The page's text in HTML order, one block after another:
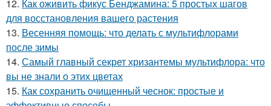
12. Как оживить фикус Бенджамина: 5 простых шагов
для восстановления вашего растения
13. Весенняя помощь: что делать с мультифлорами
после зимы
14. Самый главный секрет хризантемы мультифлора: что
вы не знали о этих цветах
15. Как сохранить очищенный чеснок: простые и